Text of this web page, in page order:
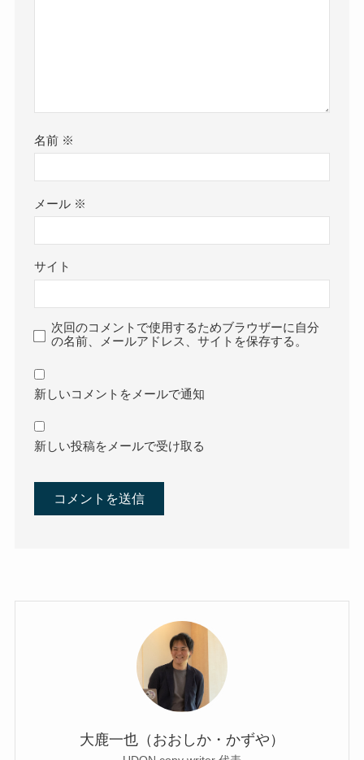
名前 ※
メール ※
サイト
次回のコメントで使用するためブラウザーに自分
の名前、メールアドレス、サイトを保存する。
新しいコメントをメールで通知
新しい投稿をメールで受け取る
大鹿一也（おおしか・かずや）